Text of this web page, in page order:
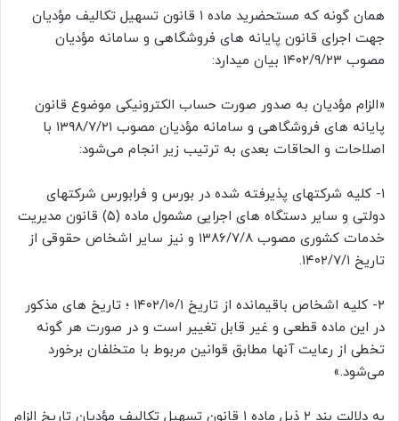
همان گونه که مستحضرید ماده ۱ قانون تسهیل تکالیف مؤدیان
جهت اجرای قانون پایانه های فروشگاهی و سامانه مؤدیان
مصوب ۱۴۰۲/۹/۲۳ بیان میدارد:
«الزام مؤدیان به صدور صورت حساب الکترونیکی موضوع قانون
پایانه های فروشگاهی و سامانه مؤدیان مصوب ۱۳۹۸/۷/۲۱ با
اصلاحات و الحاقات بعدی به ترتیب زیر انجام می‌شود:
۱- کلیه شرکتهای پذیرفته شده در بورس و فرابورس شرکتهای
دولتی و سایر دستگاه های اجرایی مشمول ماده (۵) قانون مدیریت
خدمات کشوری مصوب ۱۳۸۶/۷/۸ و نیز سایر اشخاص حقوقی از
تاریخ ۱۴۰۲/۷/۱.
۲- کلیه اشخاص باقیمانده از تاریخ ۱۴۰۲/۱۰/۱ ؛ تاریخ های مذکور
در این ماده قطعی و غیر قابل تغییر است و در صورت هر گونه
تخطی از رعایت آنها مطابق قوانین مربوط با متخلفان برخورد
می‌شود.»
به دلالت بند ۲ ذیل ماده ۱ قانون تسهیل تکالیف مؤدیان تاریخ الزام